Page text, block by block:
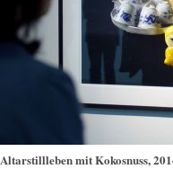
Altarstillleben mit Kokosnuss,